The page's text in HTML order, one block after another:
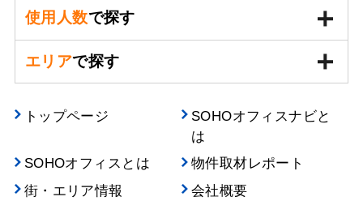
使用人数で探す
エリアで探す
トップページ
SOHOオフィスナビと
は
SOHOオフィスとは
物件取材レポート
街・エリア情報
会社概要